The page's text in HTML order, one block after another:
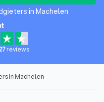
in Machelen
reviews
in Machelen